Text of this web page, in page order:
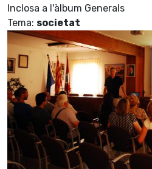
Inclosa a l'àlbum Generals
Tema: societat